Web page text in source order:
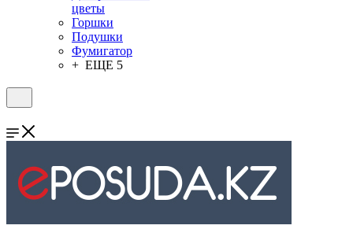
цветы
Горшки
Подушки
Фумигатор
+ ЕЩЕ 5